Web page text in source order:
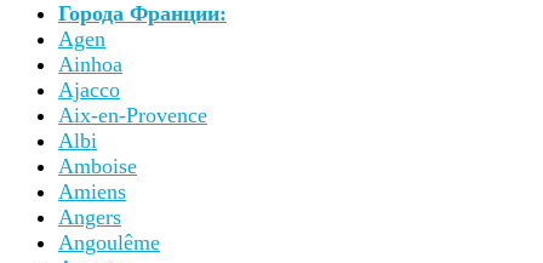
Города Франции:
Agen
Ainhoa
Ajacco
Aix-en-Provence
Albi
Amboise
Amiens
Angers
Angoulême